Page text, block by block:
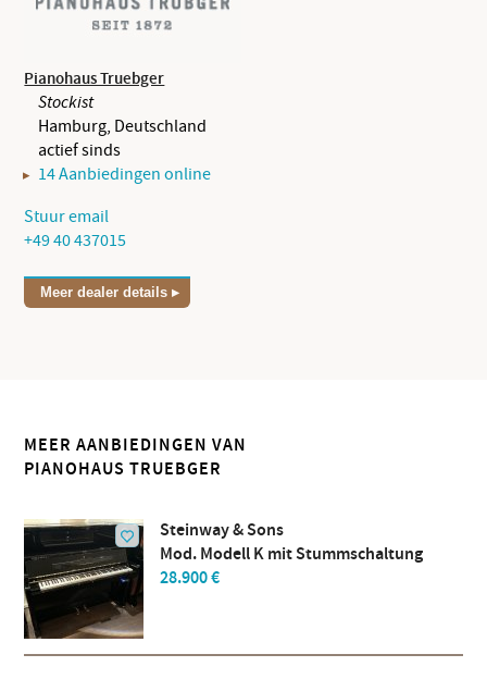
Pianohaus Truebger
Stockist
Hamburg, Deutschland
actief sinds
14 Aanbiedingen online
Stuur email
+49 40 437015
Meer dealer details
MEER AANBIEDINGEN VAN
PIANOHAUS TRUEBGER
Steinway & Sons
Mod. Modell K mit Stummschaltung
28.900 €